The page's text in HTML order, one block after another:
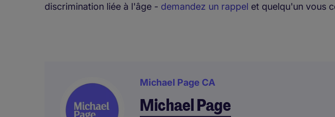
discrimination liée à l'âge - demandez un rappel et quelqu'un vous
Michael Page CA
Michael Page